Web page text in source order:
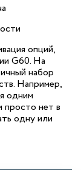
опций,
G60. На
набор
Например,
одним
просто нет в
одну или